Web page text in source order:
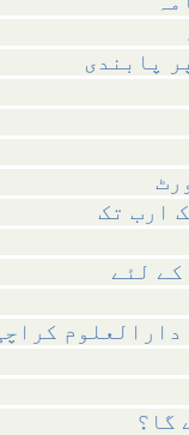
پابندی
دارالعلوم
گا؟